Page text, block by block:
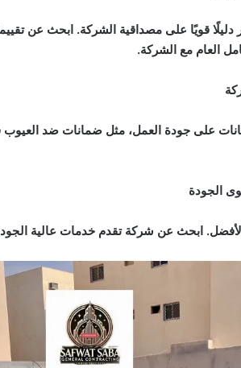
دليلًا قويًا على مصداقية الشركة. ابحث عن
العام مع الشركة.
على جودة العمل، مثل ضمانات ضد العيوب
ابحث عن شركة تقدم خدمات عالية